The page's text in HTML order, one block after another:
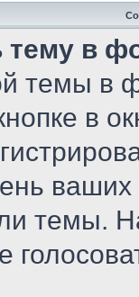
тему в
темы в
в
ваших
темы.